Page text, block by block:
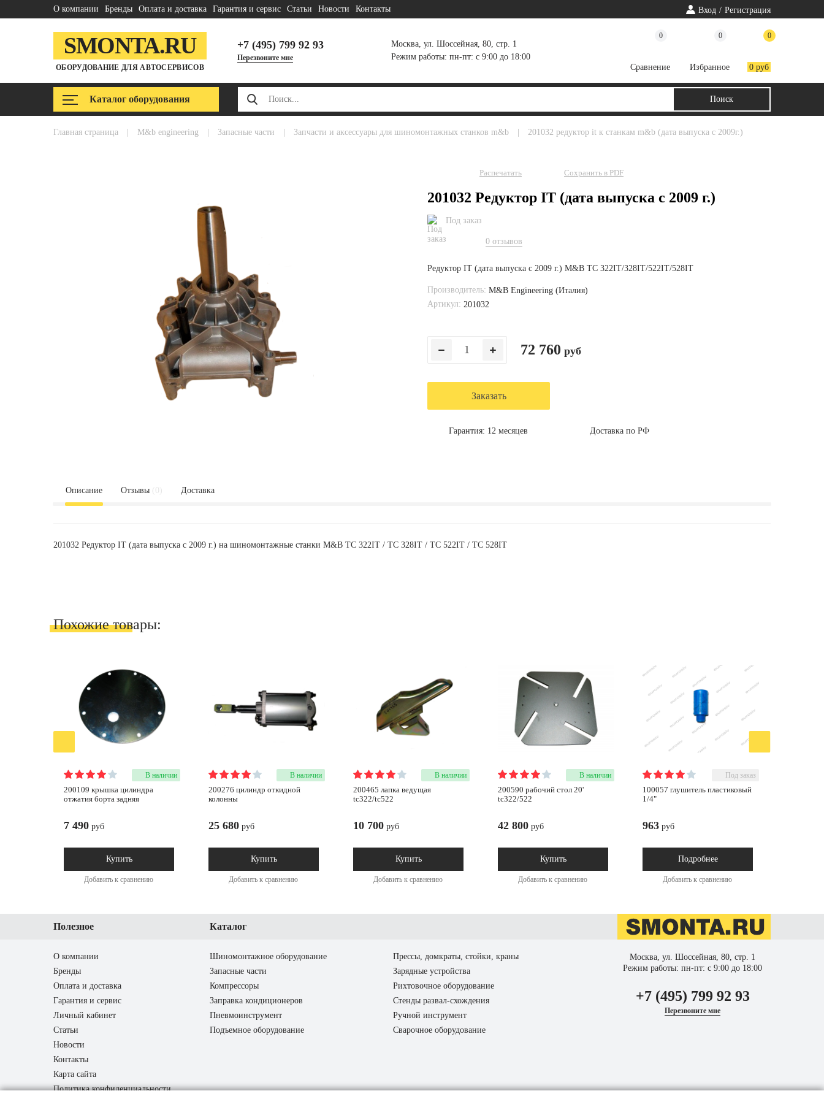
О компании Бренды Оплата и доставка Гарантия и сервис Статьи Новости Контакты Вход / Регистрация
SMONTA.RU
ОБОРУДОВАНИЕ ДЛЯ АВТОСЕРВИСОВ
+7 (495) 799 92 93
Перезвоните мне
Москва, ул. Шоссейная, 80, стр. 1
Режим работы: пн-пт: с 9:00 до 18:00
0
Cравнение
0
Избранное
0
0 руб
Каталог оборудования
главная страница m&b engineering запасные части запчасти и аксессуары для шиномонтажных станков m&b 201032 редуктор it к станкам m&b (дата выпуска с 2009г.)
Распечатать Сохранить в PDF
201032 Редуктор IT (дата выпуска с 2009 г.)
Под заказ
0 отзывов
Редуктор IT (дата выпуска с 2009 г.) M&B TC 322IT/328IT/522IT/528IT
Производитель: M&B Engineering (Италия)
Артикул: 201032
72 760 руб
Заказать
Гарантия: 12 месяцев Доставка по РФ
Описание Отзывы (0) Доставка
201032 Редуктор IT (дата выпуска с 2009 г.) на шиномонтажные станки M&B TC 322IT / TC 328IT / TC 522IT / TC 528IT
Похожие товары:
В наличии
200109 крышка цилиндра
отжатия борта задняя
7 490 руб
Купить
Добавить к сравнению
В наличии
200276 цилиндр откидной
колонны
25 680 руб
Купить
Добавить к сравнению
В наличии
200465 лапка ведущая
tc322/tc522
10 700 руб
Купить
Добавить к сравнению
В наличии
200590 рабочий стол 20'
tc322/522
42 800 руб
Купить
Добавить к сравнению
Под заказ
100057 глушитель пластиковый
1/4"
963 руб
Подробнее
Добавить к сравнению
Полезное Каталог
О компании
Бренды
Оплата и доставка
Гарантия и сервис
Личный кабинет
Статьи
Новости
Контакты
Карта сайта
Политика конфиденциальности
Шиномонтажное оборудование
Запасные части
Компрессоры
Заправка кондиционеров
Пневмоинструмент
Подъемное оборудование
Прессы, домкраты, стойки, краны
Зарядные устройства
Рихтовочное оборудование
Стенды развал-схождения
Ручной инструмент
Сварочное оборудование
Москва, ул. Шоссейная, 80, стр. 1
Режим работы: пн-пт: с 9:00 до 18:00
+7 (495) 799 92 93
Перезвоните мне